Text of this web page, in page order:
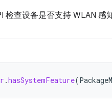
检查设备是否支持 WLAN 感
.hasSystemFeature(